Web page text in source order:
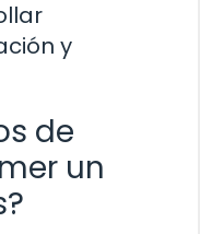
y
de
un